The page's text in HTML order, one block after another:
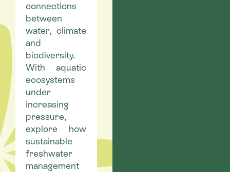
connections
between
water, climate
and
biodiversity.
With aquatic
ecosystems
under
increasing
pressure,
explore how
sustainable
freshwater
management